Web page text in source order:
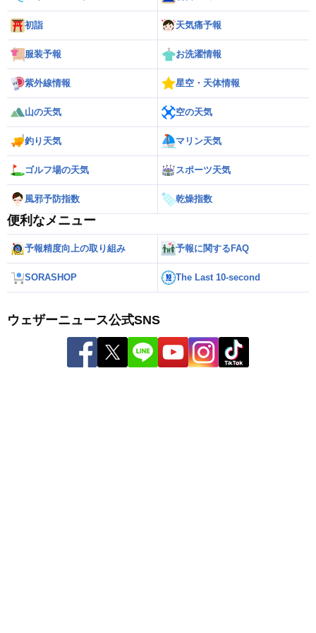
初詣 天気痛予報
服装予報 お洗濯情報
紫外線情報 星空・天体情報
山の天気 空の天気
釣り天気 マリン天気
ゴルフ場の天気 スポーツ天気
風邪予防指数 乾燥指数
便利なメニュー
予報精度向上の取り組み 予報に関するFAQ
SORASHOP The Last 10-second
ウェザーニュース公式SNS